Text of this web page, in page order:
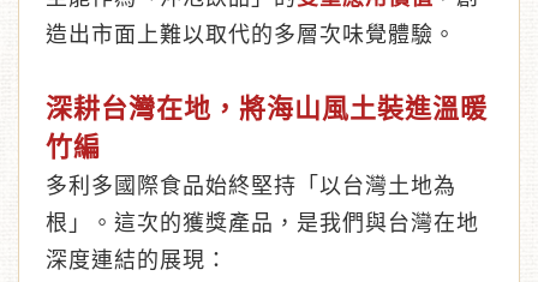
造出市面上難以取代的多層次味覺體驗。
深耕台灣在地，將海山風土裝進溫暖
竹編
多利多國際食品始終堅持「以台灣土地為
根」。這次的獲獎產品，是我們與台灣在地
深度連結的展現：